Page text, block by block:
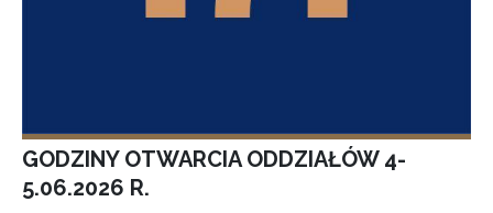
GODZINY OTWARCIA ODDZIAŁÓW 4-
5.06.2026 R.